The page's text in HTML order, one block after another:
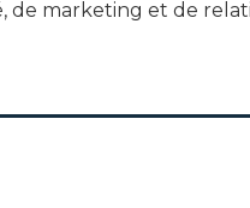
de marketing et de